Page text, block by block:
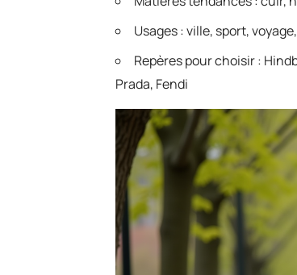
Usages : ville, sport,
Repères pour choisir :
Prada, Fendi